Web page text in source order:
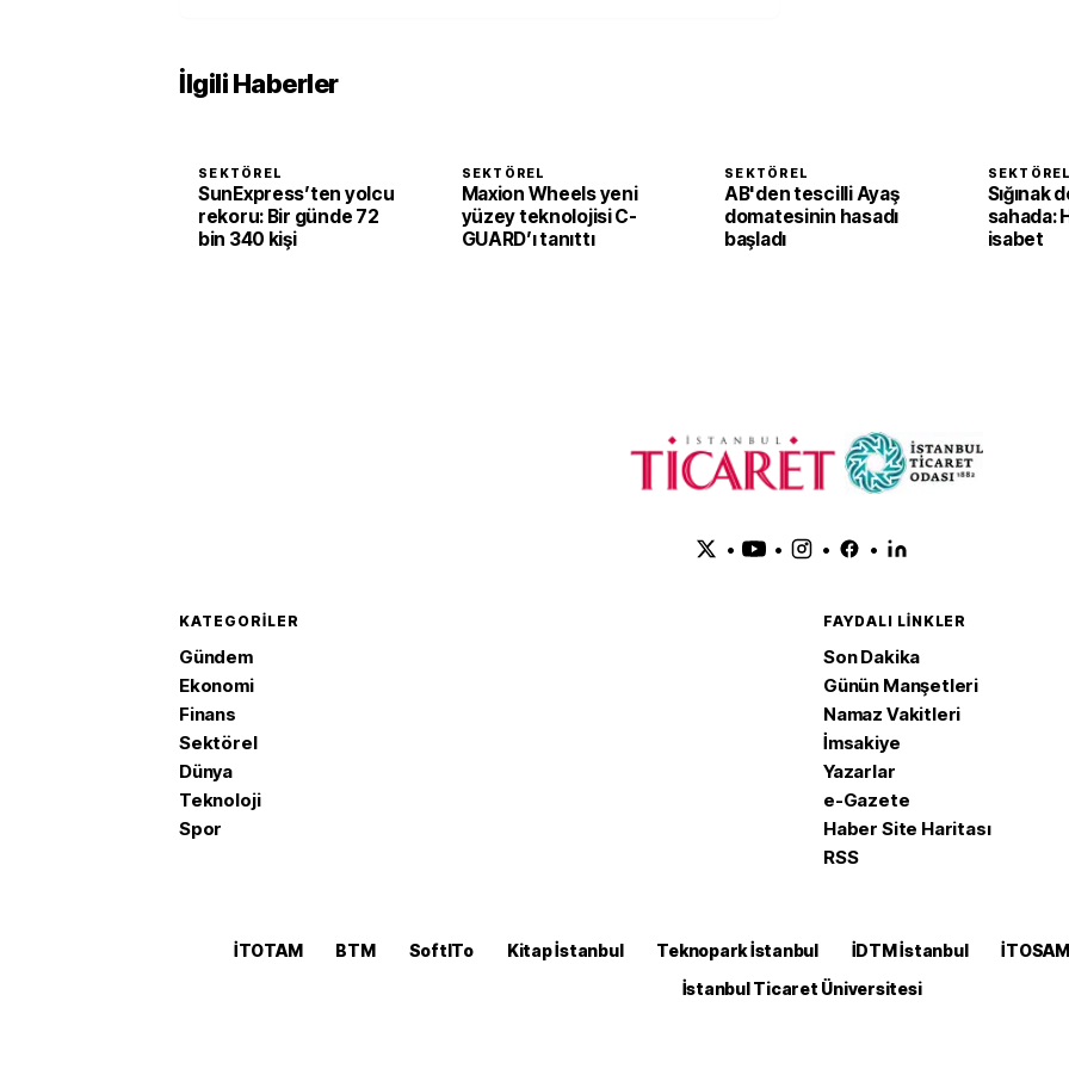
İlgili Haberler
SEKTÖREL
SunExpress’ten yolcu
rekoru: Bir günde 72
bin 340 kişi
SEKTÖREL
Maxion Wheels yeni
yüzey teknolojisi C-
GUARD’ı tanıttı
SEKTÖREL
AB'den tescilli Ayaş
domatesinin hasadı
başladı
SEKTÖREL
Sığınak
sahada:
isabet
• • • •
KATEGORILER
Gündem
Ekonomi
Finans
Sektörel
Dünya
Teknoloji
Spor
FAYDALI LINKLER
Son Dakika
Günün Manşetleri
Namaz Vakitleri
İmsakiye
Yazarlar
e-Gazete
Haber Site Haritası
RSS
İTOTAM BTM SoftITo Kitap İstanbul Teknopark İstanbul İDTM İstanbul İTOSAM
İstanbul Ticaret Üniversitesi